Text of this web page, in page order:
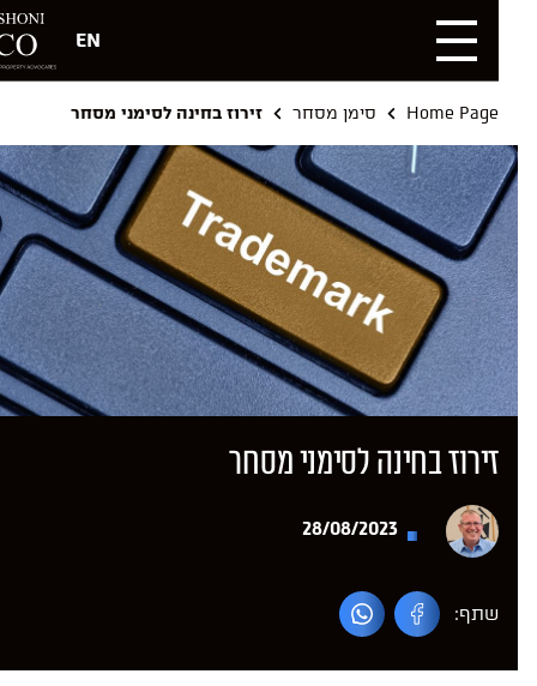
EN
Home Page סימן מסחר זירוז בחינה לסימני מסחר
זירוז בחינה לסימני מסחר
28/08/2023
שתף: